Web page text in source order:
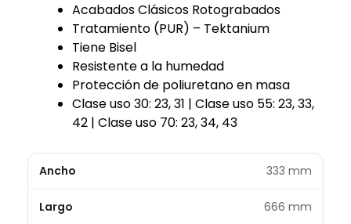
Acabados Clásicos Rotograbados
Tratamiento (PUR) – Tektanium
Tiene Bisel
Resistente a la humedad
Protección de poliuretano en masa
Clase uso 30: 23, 31 | Clase uso 55: 23, 33,
42 | Clase uso 70: 23, 34, 43
Ancho 333 mm
Largo 666 mm